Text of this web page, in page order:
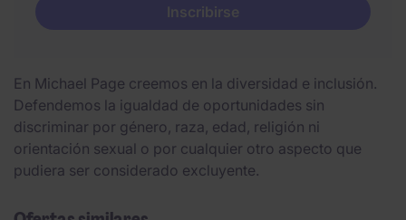
Inscribirse
En Michael Page creemos en la diversidad e inclusión.
Defendemos la igualdad de oportunidades sin
discriminar por género, raza, edad, religión ni
orientación sexual o por cualquier otro aspecto que
pudiera ser considerado excluyente.